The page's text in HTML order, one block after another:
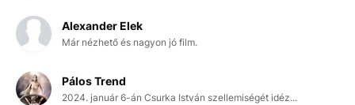
Alexander Elek
Már nézhető és nagyon jó film.
Pálos Trend
2024. január 6-án Csurka István szellemiségét idéz...